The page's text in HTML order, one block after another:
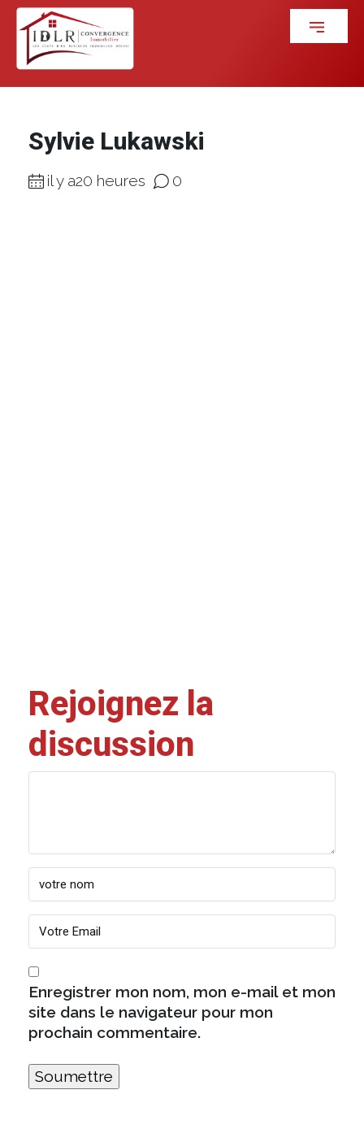
Sylvie Lukawski
il y a20 heures 0
Rejoignez la
discussion
Enregistrer mon nom, mon e-mail et mon
site dans le navigateur pour mon
prochain commentaire.